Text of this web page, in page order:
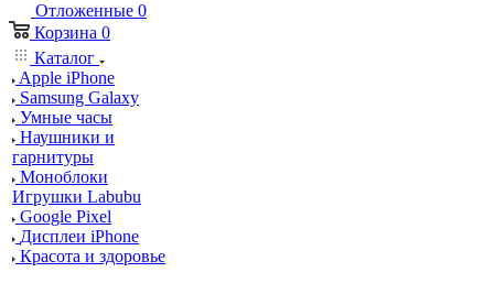
Отложенные 0
Корзина 0
Каталог
Apple iPhone
Samsung Galaxy
Умные часы
Наушники и
гарнитуры
Моноблоки
Игрушки Labubu
Google Pixel
Дисплеи iPhone
Красота и здоровье